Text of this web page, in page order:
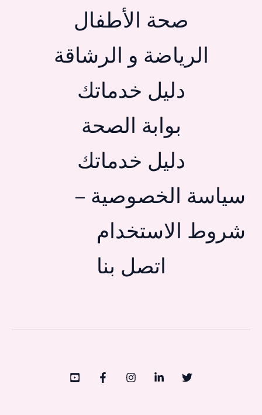
صحة الأطفال
الرياضة و الرشاقة
دليل خدماتك
بوابة الصحة
دليل خدماتك
سياسة الخصوصية –
شروط الاستخدام
اتصل بنا